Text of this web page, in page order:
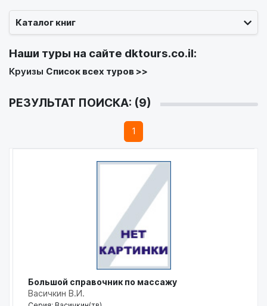
Каталог книг
Наши туры на сайте dktours.co.il:
Круизы Список всех туров >>
РЕЗУЛЬТАТ ПОИСКА: (9)
1
Большой справочник по массажу
Васичкин В.И.